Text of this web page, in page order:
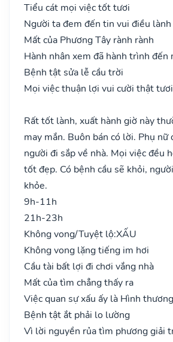
Tiểu cát mọi việc tốt tươi
Người ta đem đến tin vui điều lành
Mất của Phương Tây rành rành
Hành nhân xem đã hành trình đến
Bệnh tật sửa lễ cầu trời
Mọi việc thuận lợi vui cười thật
Rất tốt lành, xuất hành giờ này
may mắn. Buôn bán có lời. Phụ nữ
người đi sắp về nhà. Mọi việc đều
tốt đẹp. Có bệnh cầu sẽ khỏi,
khỏe.
9h-11h
21h-23h
Không vong/Tuyệt lộ:XẤU
Không vong lặng tiếng im hơi
Cầu tài bất lợi đi chơi vắng nhà
Mất của tìm chẳng thấy ra
Việc quan sự xấu ấy là Hình thương
Bệnh tật ắt phải lo lường
Vì lời nguyền rủa tìm phương giải